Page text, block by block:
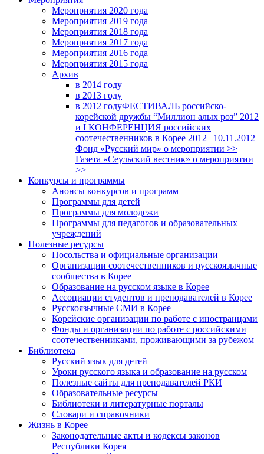
Мероприятия 2020 года
Мероприятия 2019 года
Мероприятия 2018 годa
Мероприятия 2017 года
Мероприятия 2016 года
Мероприятия 2015 года
Архив
в 2014 году
в 2013 году
в 2012 годуФЕСТИВАЛЬ российско-
корейской дружбы “Миллион алых роз” 2012
и I КОНФЕРЕНЦИЯ российских
соотечественников в Корее 2012 | 10.11.2012
Фонд «Русский мир» о мероприятии >>
Газета «Сеульский вестник» о мероприятии
>>
Конкурсы и программы
Анонсы конкурсов и программ
Программы для детей
Программы для молодежи
Программы для педагогов и образовательных
учреждений
Полезные ресурсы
Посольства и официальные организации
Организации соотечественников и русскоязычные
сообщества в Корее
Образование на русском языке в Корее
Ассоциации студентов и преподавателей в Корее
Русскоязычные СМИ в Корее
Корейские организации по работе с иностранцами
Фонды и организации по работе с российскими
соотечественниками, проживающими за рубежом
Библиотека
Русский язык для детей
Уроки русского языка и образование на русском
Полезные сайты для преподавателей РКИ
Образовательные ресурсы
Библиотеки и литературные порталы
Словари и справочники
Жизнь в Корее
Законодательные акты и кодексы законов
Республики Корея